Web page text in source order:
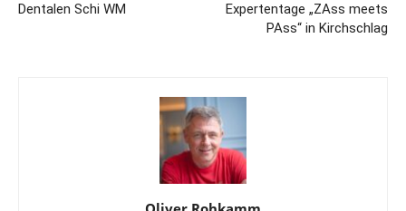
Dentalen Schi WM
Expertentage „ZAss meets
PAss“ in Kirchschlag